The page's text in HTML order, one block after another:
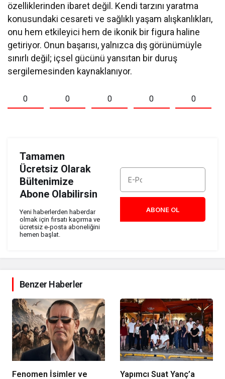
özelliklerinden ibaret değil. Kendi tarzını yaratma
konusundaki cesareti ve sağlıklı yaşam alışkanlıkları,
onu hem etkileyici hem de ikonik bir figura haline
getiriyor. Onun başarısı, yalnızca dış görünümüyle
sınırlı değil; içsel gücünü yansıtan bir duruş
sergilemesinden kaynaklanıyor.
0 0 0 0 0
Tamamen
Ücretsiz Olarak
Bültenimize
Abone Olabilirsin
Yeni haberlerden haberdar
olmak için fırsatı kaçırma ve
ücretsiz e-posta aboneliğini
hemen başlat.
ABONE OL
Benzer Haberler
Fenomen İsimler ve
Yapımcı Suat Yanç’a